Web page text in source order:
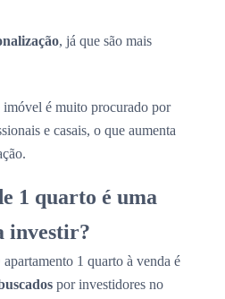
, já que são mais
imóvel é muito procurado por
e casais, o que aumenta
1 quarto é uma
investir?
1 quarto à venda é
por investidores no